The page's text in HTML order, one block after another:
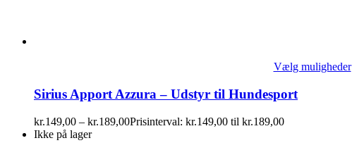
Vælg muligheder
Sirius Apport Azzura – Udstyr til Hundesport
kr.149,00 – kr.189,00Prisinterval: kr.149,00 til kr.189,00
Ikke på lager